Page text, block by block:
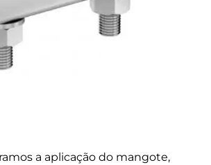
a aplicação do mangote,